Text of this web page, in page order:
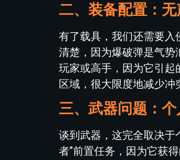
二、装备配置：
有了载具，我们还需要入
清楚，因为爆破弹是气
玩家或高手，因为它引起
区域，很大限度地减少冲
三、武器问题：
谈到武器，这完全取决于
者”前置任务，因为它获